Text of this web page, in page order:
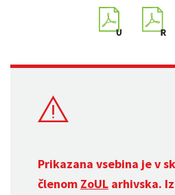
Prikazana vsebina je v
členom ZoUL arhivska.